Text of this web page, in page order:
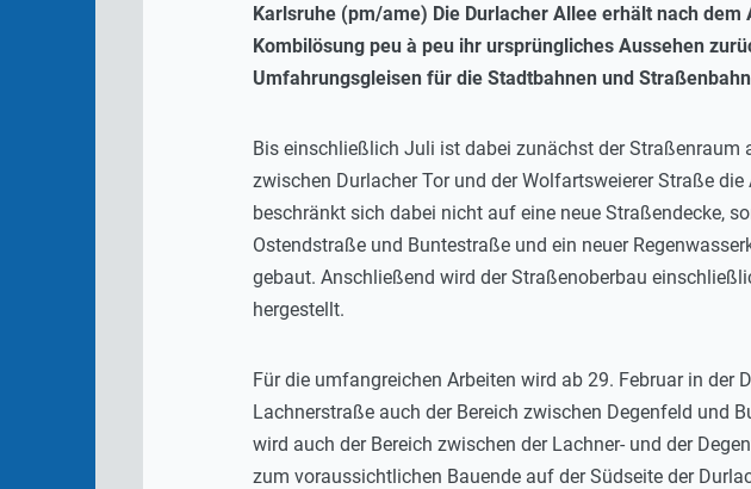
Karlsruhe (pm/ame) Die Durlacher Allee erhält nach
Kombilösung peu à peu ihr ursprüngliches Aussehen
Umfahrungsgleisen für die Stadtbahnen und
Bis einschließlich Juli ist dabei zunächst der Straßenraum
zwischen Durlacher Tor und der Wolfartsweierer Straße
beschränkt sich dabei nicht auf eine neue Straßendecke,
Ostendstraße und Buntestraße und ein neuer
gebaut. Anschließend wird der Straßenoberbau
hergestellt.
Für die umfangreichen Arbeiten wird ab 29. Februar in der
Lachnerstraße auch der Bereich zwischen Degenfeld und
wird auch der Bereich zwischen der Lachner- und der
zum voraussichtlichen Bauende auf der Südseite der